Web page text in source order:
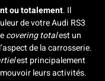
ou totalement. Il
de votre Audi RS3
covering totalest un
de la carrosserie.
est principalement
leurs activités.